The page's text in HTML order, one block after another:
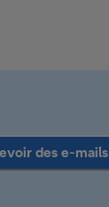
des e-mails